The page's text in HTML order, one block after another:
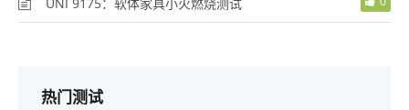
热门测试